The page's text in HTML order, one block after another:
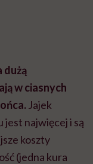
dużą
w ciasnych
Jajek
jest najwięcej i są
koszty
(jedna kura